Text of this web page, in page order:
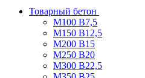
Товарный бетон
М100 В7,5
М150 В12,5
М200 В15
М250 В20
М300 В22,5